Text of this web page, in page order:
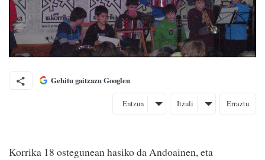
Gehitu gaitzazu Googlen
Entzun Itzuli Erraztu
Korrika 18 ostegunean hasiko da Andoainen, eta